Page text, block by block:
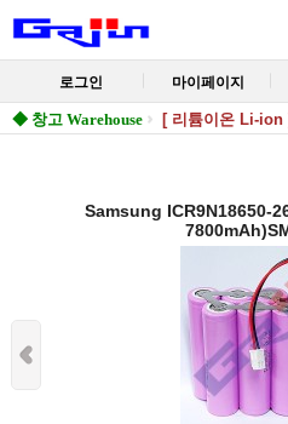
로그인 마이페이지
◆ 창고 Warehouse [ 리튬이온 Li-ion
Samsung ICR9N18650-